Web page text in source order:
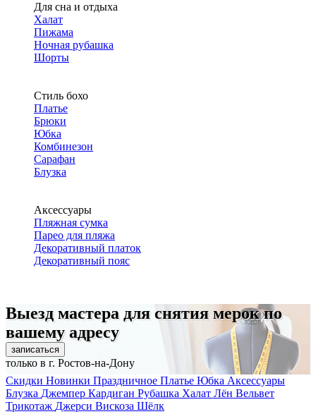
Для сна и отдыха
Халат
Пижама
Ночная рубашка
Шорты
Стиль бохо
Платье
Брюки
Юбка
Комбинезон
Сарафан
Блузка
Аксессуары
Пляжная сумка
Парео для пляжа
Декоративный платок
Декоративный пояс
Выезд мастера для снятия мерок по
вашему адресу
записаться
только в г. Ростов-на-Дону
Скидки Новинки Праздничное Платье Юбка Аксессуары
Блузка Джемпер Кардиган Рубашка Халат Лён Вельвет
Трикотаж Джерси Вискоза Шёлк